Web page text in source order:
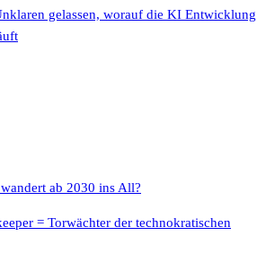
gelassen, worauf die KI Entwicklung
ab 2030 ins All?
= Torwächter der technokratischen